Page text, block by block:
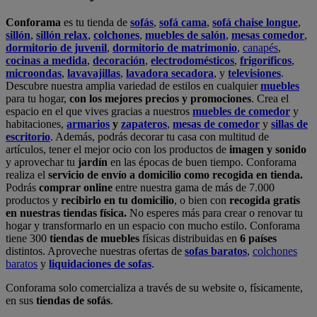
Conforama es tu tienda de sofás, sofá cama, sofá chaise longue,
sillón, sillón relax, colchones, muebles de salón, mesas comedor,
dormitorio de juvenil, dormitorio de matrimonio, canapés,
cocinas a medida, decoración, electrodomésticos, frigoríficos,
microondas, lavavajillas, lavadora secadora, y televisiones.
Descubre nuestra amplia variedad de estilos en cualquiermuebles
para tu hogar, con los mejores precios y promociones. Crea el
espacio en el que vives gracias a nuestros muebles de comedor y
habitaciones, armarios y zapateros, mesas de comedor y sillas de
escritorio. Además, podrás decorar tu casa con multitud de
artículos, tener el mejor ocio con los productos de imagen y sonido
y aprovechar tu jardín en las épocas de buen tiempo. Conforama
realiza el servicio de envío a domicilio como recogida en tienda.
Podrás comprar online entre nuestra gama de más de 7.000
productos y recibirlo en tu domicilio, o bien con recogida gratis
en nuestras tiendas física. No esperes más para crear o renovar tu
hogar y transformarlo en un espacio con mucho estilo. Conforama
tiene 300 tiendas de muebles físicas distribuidas en 6 países
distintos. Aproveche nuestras ofertas de sofas baratos, colchones
baratos y liquidaciones de sofas.
Conforama solo comercializa a través de su website o, físicamente,
en sus tiendas de sofás.